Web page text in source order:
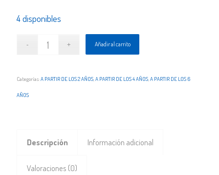
4 disponibles
Añadir al carrito
Categorías:A PARTIR DE LOS 2 AÑOS,A PARTIR DE LOS 4 AÑOS,A PARTIR DE LOS 6
AÑOS
Descripción Información adicional
Valoraciones (0)